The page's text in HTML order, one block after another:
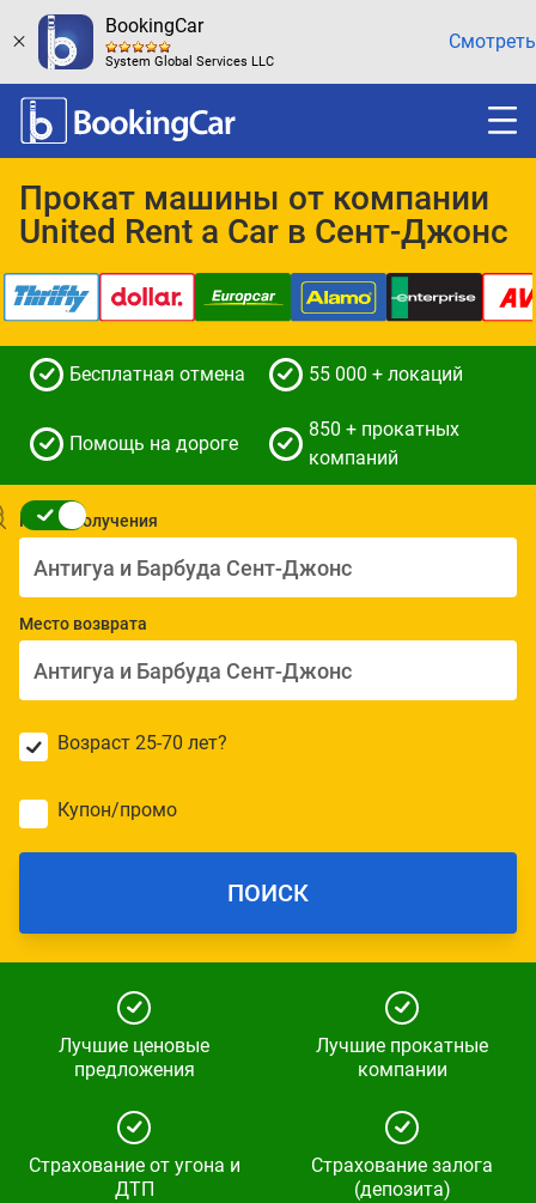
BookingCar
System Global Services LLC
Смотреть
Прокат машины от компании
United Rent a Car в Сент-Джонс
Бесплатная отмена 55 000 + локаций
Помощь на дороге
850 + прокатных
компаний
Место получения
Место возврата
Возраст 25-70 лет?
Купон/промо
ПОИСК
Лучшие ценовые
предложения
Лучшие прокатные
компании
Страхование от угона и
ДТП
Страхование залога
(депозита)